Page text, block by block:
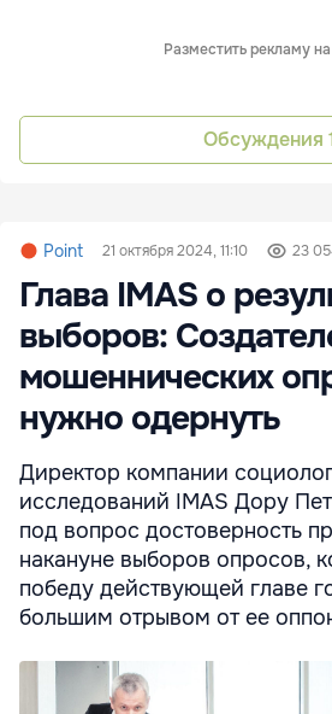
Разместить рекламу
Обсуждения
Point 21 октября 2024, 11:10 23
Глава IMAS о
выборов:
мошеннических
нужно одернуть
Директор компании
исследований IMAS Дору
под вопрос достоверность
накануне выборов опросов,
победу действующей главе
большим отрывом от ее